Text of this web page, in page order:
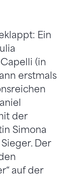
Ein
(in
erstmals
der
Simona
Der
auf der